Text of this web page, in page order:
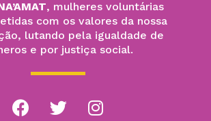
, mulheres voluntárias
com os valores da nossa
lutando pela igualdade de
e por justiça social.